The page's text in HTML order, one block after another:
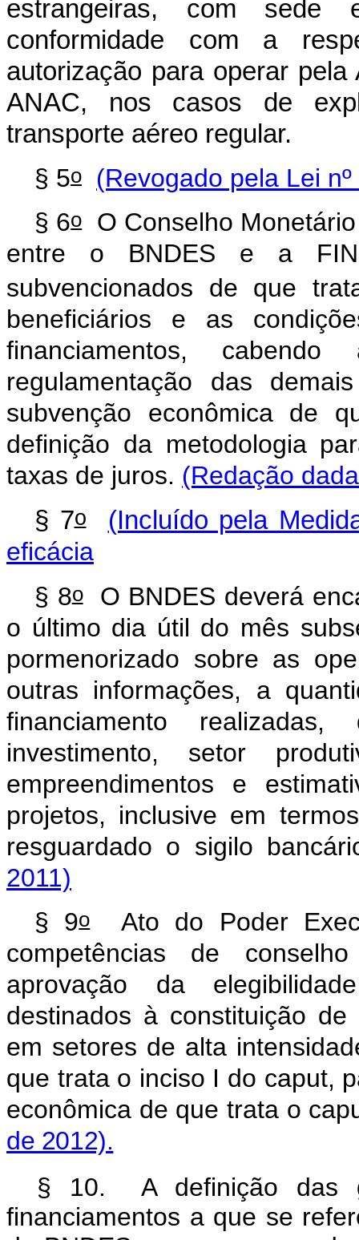
estrangeiras, com sede
conformidade com a
autorização para operar
ANAC, nos casos de
transporte aéreo regular.
§ 5o
(Revogado pela Lei
§ 6oO Conselho Monetário
entre o BNDES e a
subvencionados de que
beneficiários e as
financiamentos,
regulamentação das
subvenção econômica de
definição da metodologia
taxas de juros. (Redação
§ 7o
(Incluído pela
eficácia
§ 8oO BNDES deverá
o último dia útil do mês
pormenorizado sobre as
outras informações, a
financiamento
investimento, setor
empreendimentos e
projetos, inclusive em
resguardado o sigilo
2011)
§ 9oAto do Poder
competências de
aprovação da
destinados à constituição
em setores de alta
que trata o inciso I do caput,
econômica de que trata o
de 2012).
§ 10. A definição das
financiamentos a que se